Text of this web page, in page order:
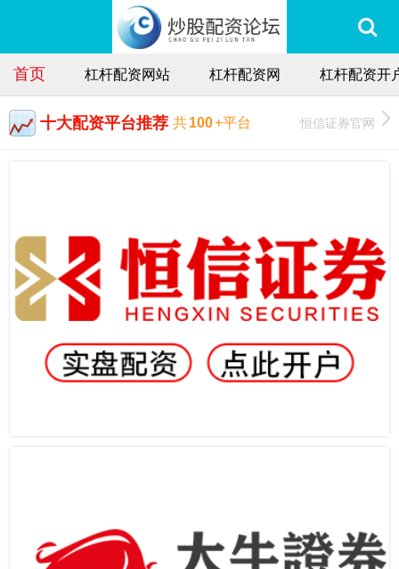
首页 杠杆配资网站 杠杆配资网 杠杆配资开
十大配资平台推荐 共100+平台 恒信证券官网